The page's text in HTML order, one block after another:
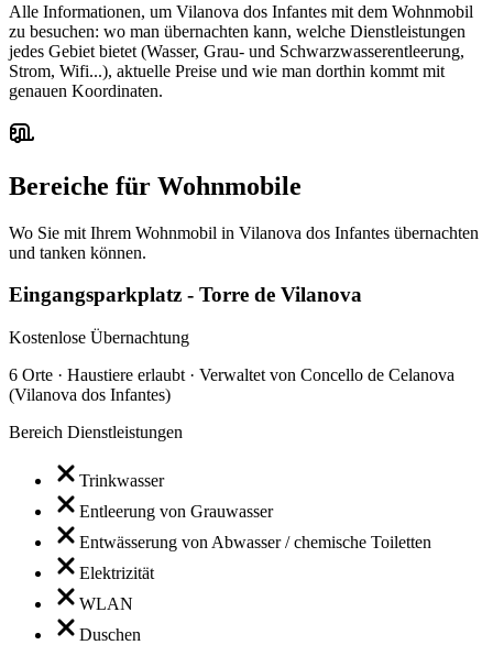
Alle Informationen, um Vilanova dos Infantes mit dem Wohnmobil
zu besuchen: wo man übernachten kann, welche Dienstleistungen
jedes Gebiet bietet (Wasser, Grau- und Schwarzwasserentleerung,
Strom, Wifi...), aktuelle Preise und wie man dorthin kommt mit
genauen Koordinaten.
Bereiche für Wohnmobile
Wo Sie mit Ihrem Wohnmobil in Vilanova dos Infantes übernachten
und tanken können.
Eingangsparkplatz - Torre de Vilanova
Kostenlose Übernachtung
6 Orte · Haustiere erlaubt · Verwaltet von Concello de Celanova
(Vilanova dos Infantes)
Bereich Dienstleistungen
Trinkwasser
Entleerung von Grauwasser
Entwässerung von Abwasser / chemische Toiletten
Elektrizität
WLAN
Duschen